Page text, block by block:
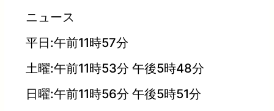
ニュース
平日:午前11時57分
土曜:午前11時53分 午後5時48分
日曜:午前11時56分 午後5時51分